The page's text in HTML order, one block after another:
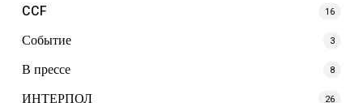
CCF
16
Событие 3
В прессе 8
ИНТЕРПОЛ 26